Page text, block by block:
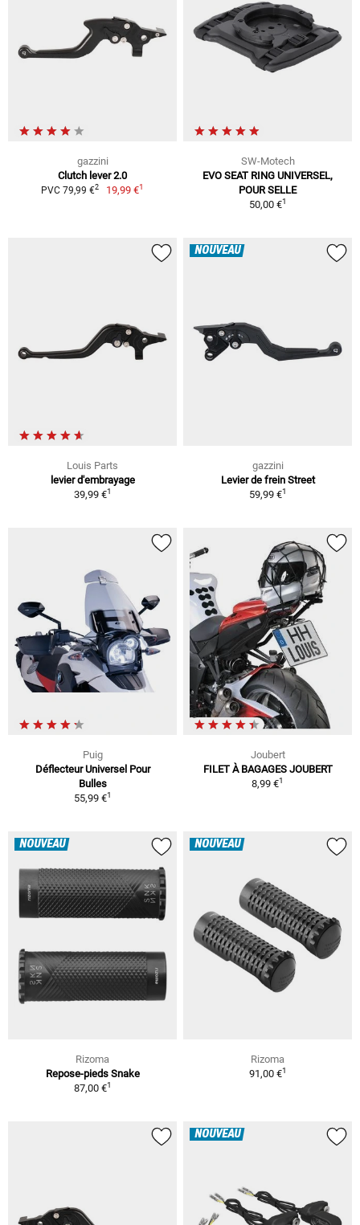
gazzini
Clutch lever 2.0
PVC 79,99 €2 19,99 €1
SW-Motech
EVO SEAT RING UNIVERSEL,
POUR SELLE
50,00 €1
Louis Parts
levier d'embrayage
39,99 €1
NOUVEAU
gazzini
Levier de frein Street
59,99 €1
Puig
Déflecteur Universel Pour
Bulles
55,99 €1
Joubert
FILET À BAGAGES JOUBERT
8,99 €1
NOUVEAU
Rizoma
Repose-pieds Snake
87,00 €1
NOUVEAU
Rizoma
91,00 €1
NOUVEAU